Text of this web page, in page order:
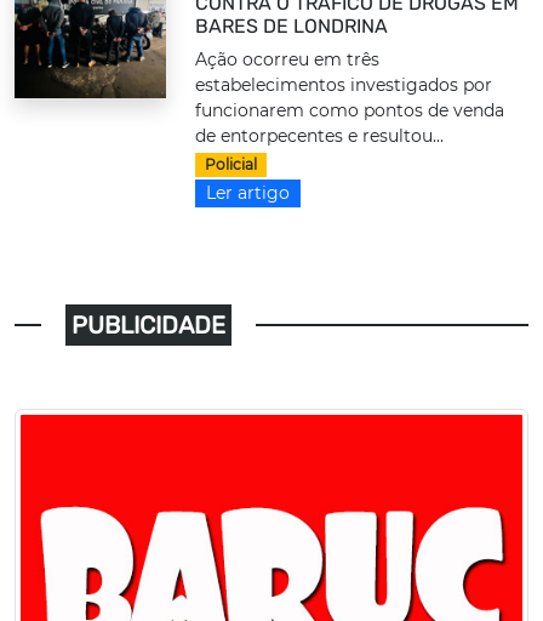
BARES DE LONDRINA
Ação ocorreu em três
estabelecimentos investigados por
funcionarem como pontos de venda
de entorpecentes e resultou...
Policial
Ler artigo
PUBLICIDADE